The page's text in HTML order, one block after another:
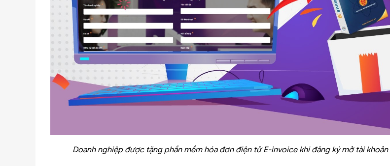
Doanh nghiệp được tặng phần mềm hóa đơn điện tử E-invoice khi đăng ký mở tài khoản